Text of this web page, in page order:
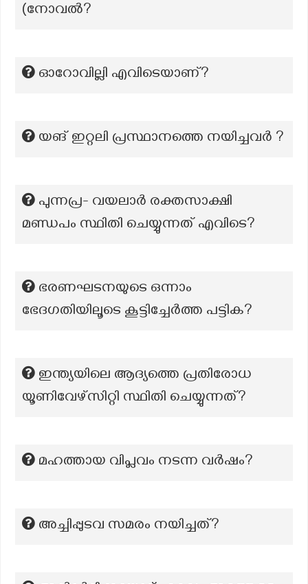
(നോവല്‍?
ഓറോവില്ലി എവിടെയാണ്?
യങ് ഇറ്റലി പ്രസ്ഥാനത്തെ നയിച്ചവർ ?
പുന്നപ്ര- വയലാർ രക്തസാക്ഷി
മണ്ഡപം സ്ഥിതി ചെയ്യുന്നത് എവിടെ?
ഭരണഘടനയുടെ ഒന്നാം
ഭേദഗതിയിലൂടെ കൂട്ടിച്ചേർത്ത പട്ടിക?
ഇന്ത്യയിലെ ആദ്യത്തെ പ്രതിരോധ
യൂണിവേഴ്സിറ്റി സ്ഥിതി ചെയ്യുന്നത്?
മഹത്തായ വിപ്ലവം നടന്ന വർഷം?
അച്ചിപ്പുടവ സമരം നയിച്ചത്?